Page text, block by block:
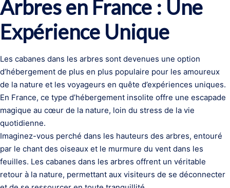
Arbres en France : Une
Expérience Unique
Les cabanes dans les arbres sont devenues une option
d’hébergement de plus en plus populaire pour les amoureux
de la nature et les voyageurs en quête d’expériences uniques.
En France, ce type d’hébergement insolite offre une escapade
magique au cœur de la nature, loin du stress de la vie
quotidienne.
Imaginez-vous perché dans les hauteurs des arbres, entouré
par le chant des oiseaux et le murmure du vent dans les
feuilles. Les cabanes dans les arbres offrent un véritable
retour à la nature, permettant aux visiteurs de se déconnecter